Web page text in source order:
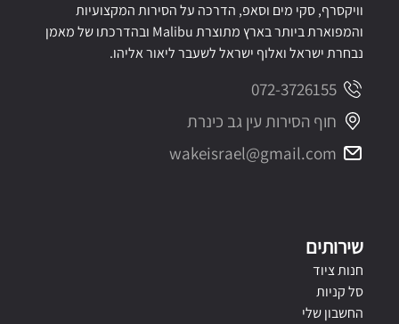
וויקסרף, סקי מים וסאפ, הדרכה על הסירות המקצועיות
והמפוארת ביותר בארץ מתוצרת Malibu ובהדרכתו של מאמן
נבחרת ישראל ואלוף ישראל לשעבר ליאור אליהו.
072-3726155
חוף הסירות עין גב כינרת
wakeisrael@gmail.com
שירותים
חנות ציוד
סל קניות
החשבון שלי